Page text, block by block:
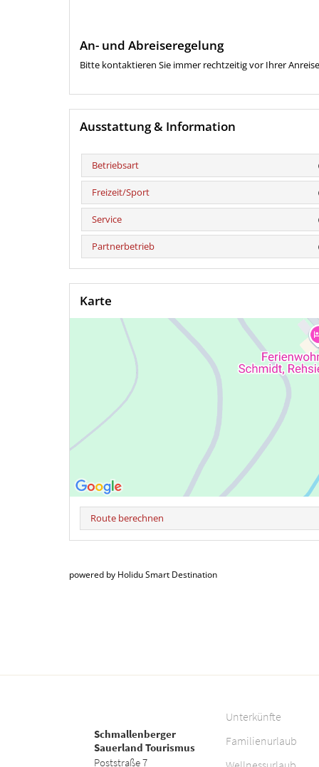
An- und Abreiseregelung
Bitte kontaktieren Sie immer rechtzeitig vor Ihrer
Ausstattung & Information
Betriebsart
Freizeit/Sport
Service
Partnerbetrieb
Karte
Route berechnen
powered by Holidu Smart Destination
Schmallenberger
Sauerland Tourismus
Poststraße 7
Unterkünfte
Familienurlaub